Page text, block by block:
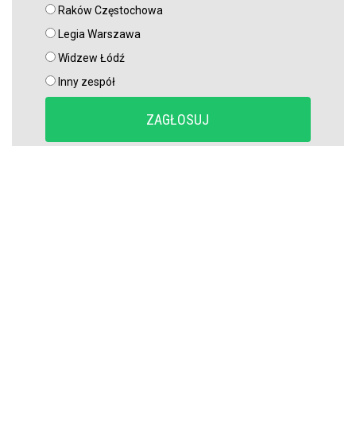
[VIDEO]
Miał błyszczeć w Legii Warszawa, wylądował w I lidze. Tu
potwierdzi swoje umiejętności?
Raków Częstochowa
Legia Warszawa
Widzew Łódź
Inny zespół